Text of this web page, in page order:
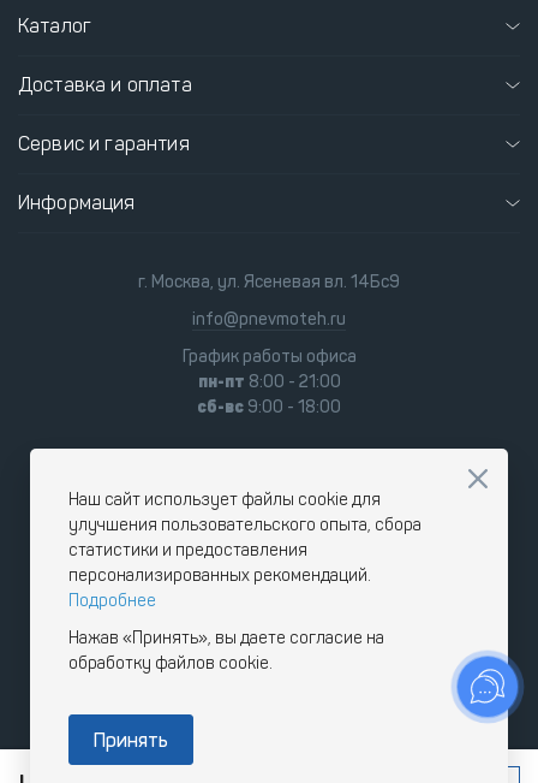
Каталог
Доставка и оплата
Сервис и гарантия
Информация
г. Москва, ул. Ясеневая вл. 14Бс9
info@pnevmoteh.ru
График работы офиса
пн-пт 8:00 - 21:00
сб-вс 9:00 - 18:00
Наш сайт использует файлы cookie для
улучшения пользовательского опыта, сбора
статистики и предоставления
персонализированных рекомендаций.
Подробнее
Нажав «Принять», вы даете согласие на
обработку файлов cookie.
Принять